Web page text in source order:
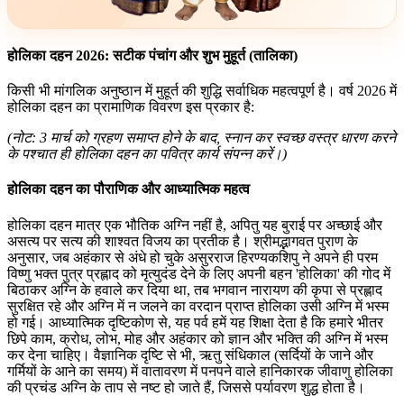
होलिका दहन 2026: सटीक पंचांग और शुभ मुहूर्त (तालिका)
किसी भी मांगलिक अनुष्ठान में मुहूर्त की शुद्धि सर्वाधिक महत्वपूर्ण है। वर्ष 2026 में
होलिका दहन का प्रामाणिक विवरण इस प्रकार है:
(नोट: 3 मार्च को ग्रहण समाप्त होने के बाद, स्नान कर स्वच्छ वस्त्र धारण करने
के पश्चात ही होलिका दहन का पवित्र कार्य संपन्न करें।)
होलिका दहन का पौराणिक और आध्यात्मिक महत्व
होलिका दहन मात्र एक भौतिक अग्नि नहीं है, अपितु यह बुराई पर अच्छाई और
असत्य पर सत्य की शाश्वत विजय का प्रतीक है। श्रीमद्भागवत पुराण के
अनुसार, जब अहंकार से अंधे हो चुके असुरराज हिरण्यकशिपु ने अपने ही परम
विष्णु भक्त पुत्र प्रह्लाद को मृत्युदंड देने के लिए अपनी बहन 'होलिका' की गोद में
बिठाकर अग्नि के हवाले कर दिया था, तब भगवान नारायण की कृपा से प्रह्लाद
सुरक्षित रहे और अग्नि में न जलने का वरदान प्राप्त होलिका उसी अग्नि में भस्म
हो गई। आध्यात्मिक दृष्टिकोण से, यह पर्व हमें यह शिक्षा देता है कि हमारे भीतर
छिपे काम, क्रोध, लोभ, मोह और अहंकार को ज्ञान और भक्ति की अग्नि में भस्म
कर देना चाहिए। वैज्ञानिक दृष्टि से भी, ऋतु संधिकाल (सर्दियों के जाने और
गर्मियों के आने का समय) में वातावरण में पनपने वाले हानिकारक जीवाणु होलिका
की प्रचंड अग्नि के ताप से नष्ट हो जाते हैं, जिससे पर्यावरण शुद्ध होता है।